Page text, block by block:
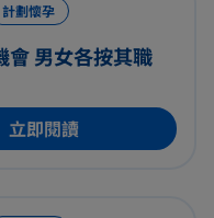
計劃懷孕
會 男女各按其職
立即閱讀